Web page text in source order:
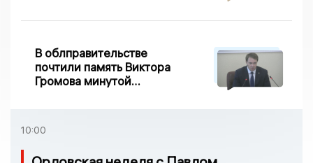
сходе песка на
В облправительстве
почтили память Виктора
Громова минутой
10:00